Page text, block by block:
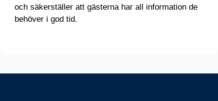
och säkerställer att gästerna har all information de
behöver i god tid.